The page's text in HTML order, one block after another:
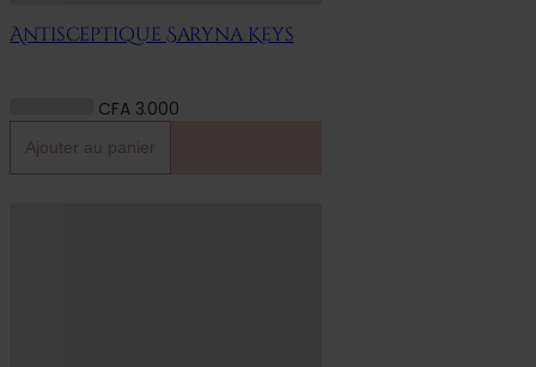
Antisceptique Saryna Keys
CFA3.000
Ajouter au panier